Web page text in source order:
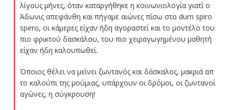
λίγους μήνες, όταν καταργήθηκε η κοινωνιολογία γιατί ο
Άδωνις απεφάνθη και πήγαμε αιώνες πίσω στο dum spiro
spero, οι κάμερες είχαν ήδη αγοραστεί και το μοντέλο του
πιο φρικτού δασκάλου, του πιο χειραγωγημένου μαθητή
είχαν ήδη καλουπωθεί.
Όποιος θέλει να μείνει ζωντανός και δάσκαλος, μακριά απ
το καλούπι της μούμιας, υπάρχουν οι δρόμοι, οι ζωντανοί
αγώνες, η σύγκρουση!